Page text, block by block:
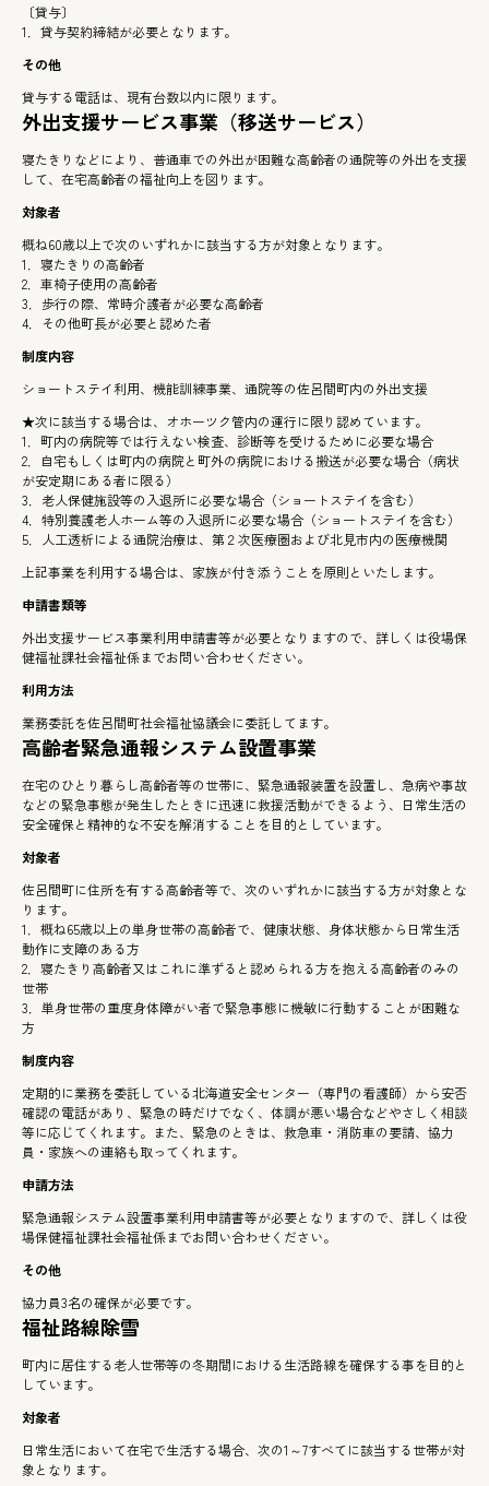
〔貸与〕
1．貸与契約締結が必要となります。
その他
貸与する電話は、現有台数以内に限ります。
外出支援サービス事業（移送サービス）
寝たきりなどにより、普通車での外出が困難な高齢者の通院等の外出を支援
して、在宅高齢者の福祉向上を図ります。
対象者
概ね60歳以上で次のいずれかに該当する方が対象となります。
1．寝たきりの高齢者
2．車椅子使用の高齢者
3．歩行の際、常時介護者が必要な高齢者
4．その他町長が必要と認めた者
制度内容
ショートステイ利用、機能訓練事業、通院等の佐呂間町内の外出支援
★次に該当する場合は、オホーツク管内の運行に限り認めています。
1．町内の病院等では行えない検査、診断等を受けるために必要な場合
2．自宅もしくは町内の病院と町外の病院における搬送が必要な場合（病状
が安定期にある者に限る）
3．老人保健施設等の入退所に必要な場合（ショートステイを含む）
4．特別養護老人ホーム等の入退所に必要な場合（ショートステイを含む）
5．人工透析による通院治療は、第２次医療圏および北見市内の医療機関
上記事業を利用する場合は、家族が付き添うことを原則といたします。
申請書類等
外出支援サービス事業利用申請書等が必要となりますので、詳しくは役場保
健福祉課社会福祉係までお問い合わせください。
利用方法
業務委託を佐呂間町社会福祉協議会に委託してます。
高齢者緊急通報システム設置事業
在宅のひとり暮らし高齢者等の世帯に、緊急通報装置を設置し、急病や事故
などの緊急事態が発生したときに迅速に救援活動ができるよう、日常生活の
安全確保と精神的な不安を解消することを目的としています。
対象者
佐呂間町に住所を有する高齢者等で、次のいずれかに該当する方が対象とな
ります。
1．概ね65歳以上の単身世帯の高齢者で、健康状態、身体状態から日常生活
動作に支障のある方
2．寝たきり高齢者又はこれに準ずると認められる方を抱える高齢者のみの
世帯
3．単身世帯の重度身体障がい者で緊急事態に機敏に行動することが困難な
方
制度内容
定期的に業務を委託している北海道安全センター（専門の看護師）から安否
確認の電話があり、緊急の時だけでなく、体調が悪い場合などやさしく相談
等に応じてくれます。また、緊急のときは、救急車・消防車の要請、協力
員・家族への連絡も取ってくれます。
申請方法
緊急通報システム設置事業利用申請書等が必要となりますので、詳しくは役
場保健福祉課社会福祉係までお問い合わせください。
その他
協力員3名の確保が必要です。
福祉路線除雪
町内に居住する老人世帯等の冬期間における生活路線を確保する事を目的と
しています。
対象者
日常生活において在宅で生活する場合、次の1～7すべてに該当する世帯が対
象となります。